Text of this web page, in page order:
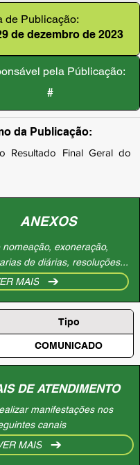
de Publicação:
de dezembro de 2023
pela Públicação:
#
da Publicação:
Resultado Final Geral do
ANEXOS
exoneração,
de diárias, resoluções...
MAIS
Tipo
COMUNICADO
DE ATENDIMENTO
manifestações nos
canais
MAIS